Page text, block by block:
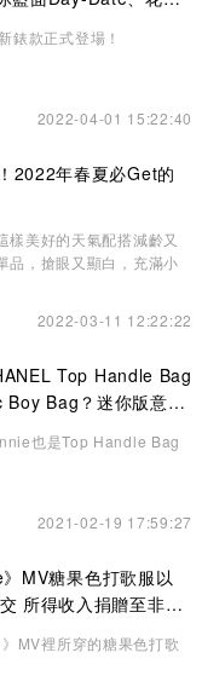
錶款正式登場！
2022-04-01 15:22:40
2022年春夏必Get的
樣美好的天氣配搭減齡又
品，搶眼又顯白，充滿小
2022-03-11 12:22:22
Top Handle Bag
Boy Bag？迷你版意想
也是Top Handle Bag
2021-02-19 17:59:27
MV糖果色打歌服以
所得收入捐贈至非牟
MV裡所穿的糖果色打歌